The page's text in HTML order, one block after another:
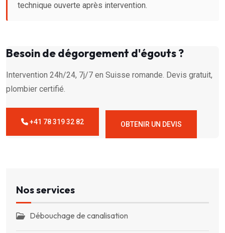
technique ouverte après intervention.
Besoin de dégorgement d'égouts ?
Intervention 24h/24, 7j/7 en Suisse romande. Devis gratuit,
plombier certifié.
+41 78 319 32 82 OBTENIR UN DEVIS
Nos services
Débouchage de canalisation